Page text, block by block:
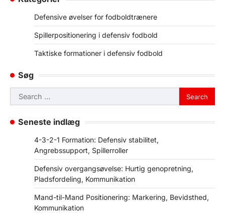
Defensive øvelser for fodboldtrænere
Spillerpositionering i defensiv fodbold
Taktiske formationer i defensiv fodbold
Søg
Search
for:
Seneste indlæg
4-3-2-1 Formation: Defensiv stabilitet,
Angrebssupport, Spillerroller
Defensiv overgangsøvelse: Hurtig genopretning,
Pladsfordeling, Kommunikation
Mand-til-Mand Positionering: Markering, Bevidsthed,
Kommunikation